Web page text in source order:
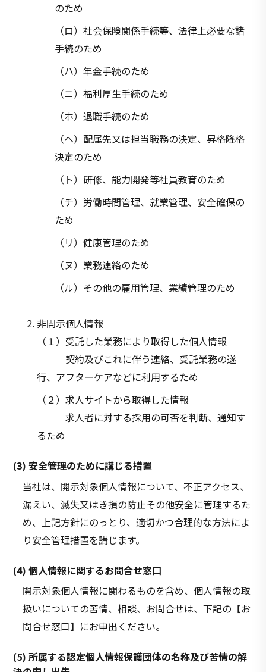
のため
（ロ）社会保険関係手続等、法律上必要な諸
手続のため
（ハ）年金手続のため
（ニ）福利厚生手続のため
（ホ）退職手続のため
（ヘ）配属先又は担当職務の決定、昇格降格
決定のため
（ト）研修、能力開発等社員教育のため
（チ）労働時間管理、就業管理、安全確保の
ため
（リ）健康管理のため
（ヌ）業務連絡のため
（ル）その他の雇用管理、業績管理のため
非開示個人情報
（１）受託した業務により取得した個人情報
契約及びこれに伴う連絡、受託業務の遂
行、アフターケアなどに利用するため
（２）求人サイトから取得した情報
求人者に対する採用の可否を判断、通知す
るため
(3) 安全管理のために講じる措置
当社は、開示対象個人情報について、不正アクセス、
漏えい、滅失又はき損の防止その他安全に管理するた
め、上記方針にのっとり、適切かつ合理的な方法によ
り安全管理措置を講じます。
(4) 個人情報に関するお問合せ窓口
開示対象個人情報に関わるものを含め、個人情報の取
扱いについての苦情、相談、お問合せは、下記の【お
問合せ窓口】にお申出ください。
(5) 所属する認定個人情報保護団体の名称及び苦情の解